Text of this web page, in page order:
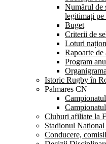
Numărul de
legitimați pe
Buget
Criterii de
Loturi
Rapoarte
Program
Organigrama
Istoric Rugby în
Palmares CN
Cluburi afiliate la
Stadionul
Conducere,